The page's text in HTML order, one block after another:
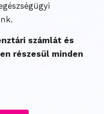
számlát és
részesül minden